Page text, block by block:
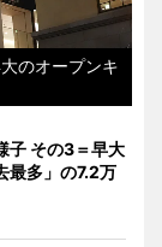
のオープンキ
子 その3＝早大
最多」の7.2万